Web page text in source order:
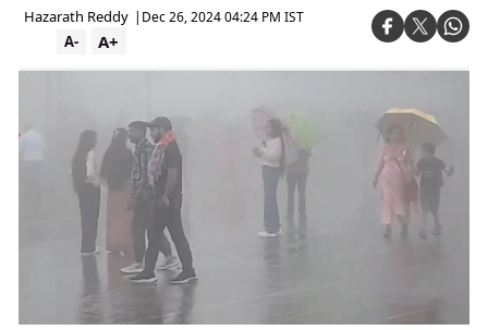
Hazarath Reddy | Dec 26, 2024 04:24 PM IST
A+
A-